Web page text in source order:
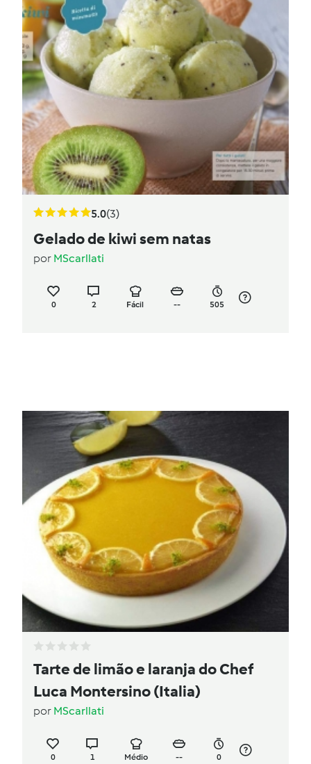
5.0(3)
Gelado de kiwi sem natas
por MScarllati
0 2 Fácil -- 505
Tarte de limão e laranja do Chef
Luca Montersino (Italia)
por MScarllati
0 1 Médio -- 0